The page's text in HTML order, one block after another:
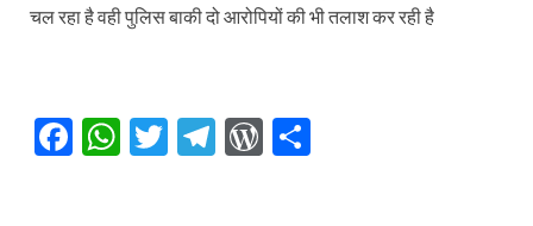
चल रहा है वही पुलिस बाकी दो आरोपियों की भी तलाश कर रही है
F
W T
T
W